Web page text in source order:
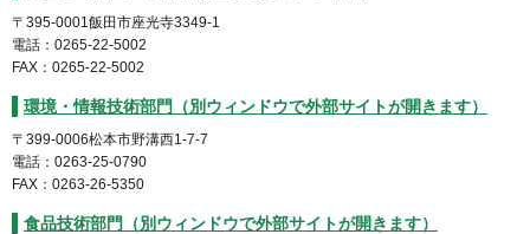
〒395-0001飯田市座光寺3349-1
電話：0265-22-5002
FAX：0265-22-5002
環境・情報技術部門（別ウィンドウで外部サイトが開きます）
〒399-0006松本市野溝西1-7-7
電話：0263-25-0790
FAX：0263-26-5350
食品技術部門（別ウィンドウで外部サイトが開きます）